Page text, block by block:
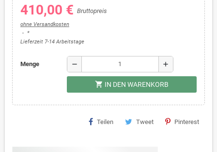
410,00 € Bruttopreis
ohne Versandkosten
*
Lieferzeit 7-14 Arbeitstage
Menge remove add
shopping_cart IN DEN WARENKORB
Teilen Tweet Pinterest